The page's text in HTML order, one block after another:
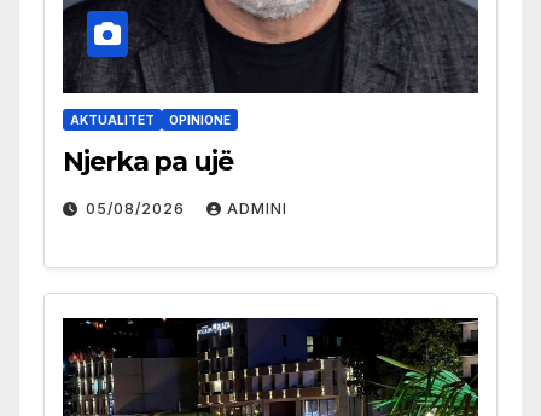
AKTUALITET OPINIONE
Njerka pa ujë
05/08/2026 ADMINI